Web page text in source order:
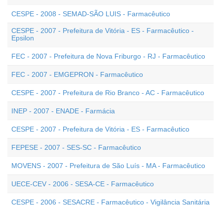
CESPE - 2008 - SEMAD-SÃO LUIS - Farmacêutico
CESPE - 2007 - Prefeitura de Vitória - ES - Farmacêutico -
Epsilon
FEC - 2007 - Prefeitura de Nova Friburgo - RJ - Farmacêutico
FEC - 2007 - EMGEPRON - Farmacêutico
CESPE - 2007 - Prefeitura de Rio Branco - AC - Farmacêutico
INEP - 2007 - ENADE - Farmácia
CESPE - 2007 - Prefeitura de Vitória - ES - Farmacêutico
FEPESE - 2007 - SES-SC - Farmacêutico
MOVENS - 2007 - Prefeitura de São Luís - MA - Farmacêutico
UECE-CEV - 2006 - SESA-CE - Farmacêutico
CESPE - 2006 - SESACRE - Farmacêutico - Vigilância Sanitária